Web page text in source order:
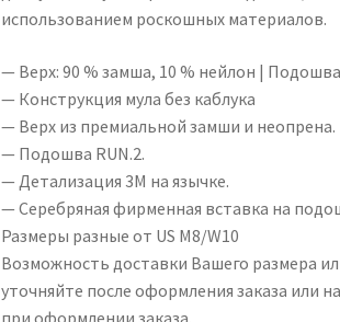
использованием роскошных материалов.
— Верх: 90 % замша, 10 % нейлон |
— Конструкция мула без каблука
— Верх из премиальной замши и неопрена.
— Подошва RUN.2.
— Детализация 3М на язычке.
— Серебряная фирменная вставка на
Размеры разные от US M8/W10
Возможность доставки Вашего размера
уточняйте после оформления заказа или
при оформлении заказа.